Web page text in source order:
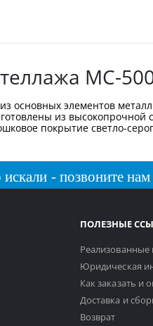
МС-
основных элементов
из
покрытие светло-
- позвоните
ПОЛЕЗНЫЕ
Юридическая
Как заказать и
Доставка и
Возврат